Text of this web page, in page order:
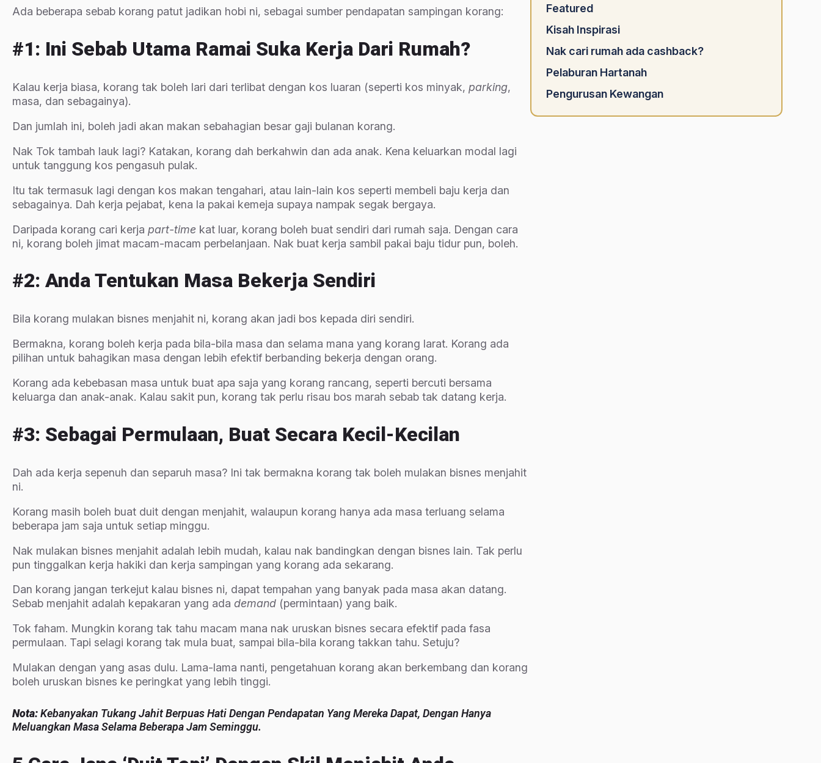
Ada beberapa sebab korang patut jadikan hobi ni, sebagai sumber pendapatan sampingan korang:
#1: Ini Sebab Utama Ramai Suka Kerja Dari Rumah?
Kalau kerja biasa, korang tak boleh lari dari terlibat dengan kos luaran (seperti kos minyak, parking,
masa, dan sebagainya).
Dan jumlah ini, boleh jadi akan makan sebahagian besar gaji bulanan korang.
Nak Tok tambah lauk lagi? Katakan, korang dah berkahwin dan ada anak. Kena keluarkan modal lagi
untuk tanggung kos pengasuh pulak.
Itu tak termasuk lagi dengan kos makan tengahari, atau lain-lain kos seperti membeli baju kerja dan
sebagainya. Dah kerja pejabat, kena la pakai kemeja supaya nampak segak bergaya.
Daripada korang cari kerja part-time kat luar, korang boleh buat sendiri dari rumah saja. Dengan cara
ni, korang boleh jimat macam-macam perbelanjaan. Nak buat kerja sambil pakai baju tidur pun, boleh.
#2: Anda Tentukan Masa Bekerja Sendiri
Bila korang mulakan bisnes menjahit ni, korang akan jadi bos kepada diri sendiri.
Bermakna, korang boleh kerja pada bila-bila masa dan selama mana yang korang larat. Korang ada
pilihan untuk bahagikan masa dengan lebih efektif berbanding bekerja dengan orang.
Korang ada kebebasan masa untuk buat apa saja yang korang rancang, seperti bercuti bersama
keluarga dan anak-anak. Kalau sakit pun, korang tak perlu risau bos marah sebab tak datang kerja.
#3: Sebagai Permulaan, Buat Secara Kecil-Kecilan
Dah ada kerja sepenuh dan separuh masa? Ini tak bermakna korang tak boleh mulakan bisnes menjahit
ni.
Korang masih boleh buat duit dengan menjahit, walaupun korang hanya ada masa terluang selama
beberapa jam saja untuk setiap minggu.
Nak mulakan bisnes menjahit adalah lebih mudah, kalau nak bandingkan dengan bisnes lain. Tak perlu
pun tinggalkan kerja hakiki dan kerja sampingan yang korang ada sekarang.
Dan korang jangan terkejut kalau bisnes ni, dapat tempahan yang banyak pada masa akan datang.
Sebab menjahit adalah kepakaran yang ada demand (permintaan) yang baik.
Tok faham. Mungkin korang tak tahu macam mana nak uruskan bisnes secara efektif pada fasa
permulaan. Tapi selagi korang tak mula buat, sampai bila-bila korang takkan tahu. Setuju?
Mulakan dengan yang asas dulu. Lama-lama nanti, pengetahuan korang akan berkembang dan korang
boleh uruskan bisnes ke peringkat yang lebih tinggi.
Nota:Kebanyakan Tukang Jahit Berpuas Hati Dengan Pendapatan Yang Mereka Dapat, Dengan Hanya
Meluangkan Masa Selama Beberapa Jam Seminggu.
Featured
Kisah Inspirasi
Nak cari rumah ada cashback?
Pelaburan Hartanah
Pengurusan Kewangan